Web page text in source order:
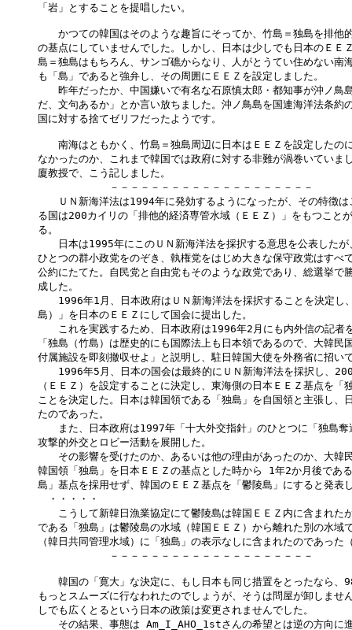
「岩」とすることを提唱したい。
かつての韓国はそのような趣旨にそってか、竹島＝独島を排他
の基点にしていませんでした。しかし、日本は少しでも日本のＥＥ
島＝独島はもちろん、サンゴ礁からなり、人がとうてい住めない南
も「島」であると強弁し、その周囲にＥＥＺを設定しました。
昨年だったか、中国嫌いで有名な石原慎太郎・都知事が沖ノ鳥
だ、文句あるか」とか言い放ちました。沖ノ鳥島を国連海洋法条約
国に対する捨てゼリフだったようです。
南海はともかく、竹島＝独島周辺に日本はＥＥＺを設定したの
なかったのか、これまで韓国では政府に対する非難が渦巻いていま
廈教授で、こう記しました。
－－－－－－－－－－－－－－－－－－－－
ＵＮ新海洋法は1994年に発効するようになったが、その特徴は
る国は200カイリの「排他的経済専管水域（ＥＥＺ）」をもつこと
る。
日本は1995年にこのＵＮ新海洋法を採択する意思を公表したが
ひとつの群小政党をのぞき、執権党をはじめ大きな保守政党はすべ
公約にたてた。自民党と自由党もそのような政党であり、総選挙で
成した。
1996年1月、日本政府はＵＮ新海洋法を採択することを決定し
島）」を日本のＥＥＺにして国会に提出した。
これを実践するため、日本政府は1996年2月にも内外信の記者
「独島（竹島）は歴史的にも国際法上も日本領であるので、大韓民
付属施設を即刻撤収せよ」と説明し、駐日韓国大使を外務省に招い
1996年5月、日本の国会は最終的にＵＮ新海洋法を採択し、
（ＥＥＺ）を設定することに決定し、東海側の日本ＥＥＺ基点を「
ことを決定した。日本は韓国領である「独島」を自国領と主張し、
たのであった。
また、日本政府は1997年「十大外交指針」のひとつに「独島奪
攻撃的外交とロビー活動を展開した。
その影響を受けたのか、あるいは他の理由があったのか、大韓
韓国領「独島」を日本ＥＥＺの基点とした時から 1年2か月後であ
島」基点を採用せず、韓国のＥＥＺ基点を「鬱陵島」にすると発表
・・・・・
こうして新韓日漁業協定にて鬱陵島は韓国ＥＥＺ内に含まれた
である「独島」は鬱陵島の水域（韓国ＥＥＺ）から離れた別の水域
（韓日共同管理水域）に「独島」の表示なしに含まれたのであった
－－－－－－－－－－－－－－－－－－－－
韓国の「寛大」な決定に、もし日本も同じ措置をとったなら、
もっとスムーズに行なわれたのでしょうが、そうは問屋が卸しませ
しでも広くとるという日本の政策は変更されませんでした。
その結果、事態は Am_I_AHO_1stさんの希望とは逆の方向に